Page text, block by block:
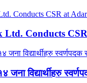
Ltd. Conducts
विद्यार्थीहरु